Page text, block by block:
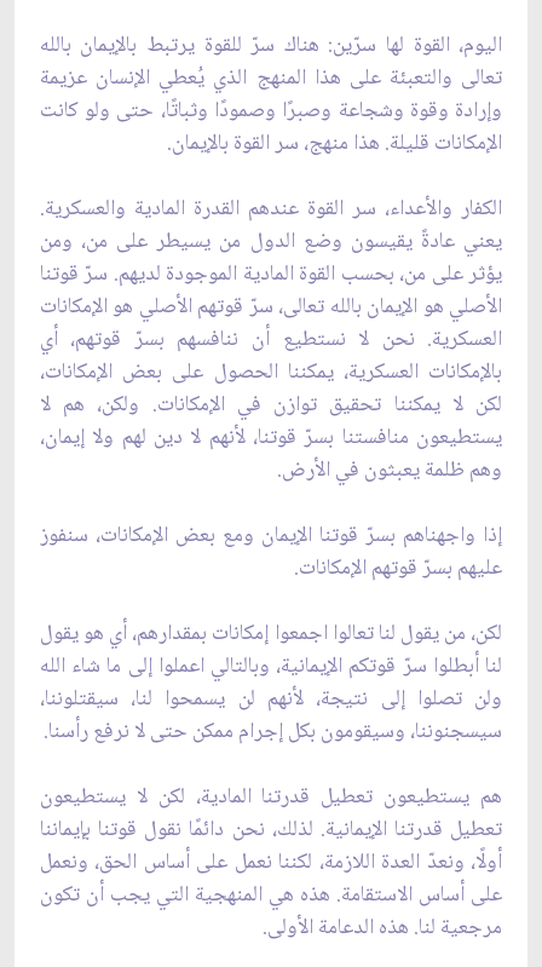
اليوم، القوة لها سرّين: هناك سرّ للقوة يرتبط بالإيمان بالله
تعالى والتعبئة على هذا المنهج الذي يُعطي الإنسان عزيمة
وإرادة وقوة وشجاعة وصبرًا وصمودًا وثباتًا، حتى ولو كانت
الإمكانات قليلة. هذا منهج، سر القوة بالإيمان.
الكفار والأعداء، سر القوة عندهم القدرة المادية والعسكرية.
يعني عادةً يقيسون وضع الدول من يسيطر على من، ومن
يؤثر على من، بحسب القوة المادية الموجودة لديهم. سرّ قوتنا
الأصلي هو الإيمان بالله تعالى، سرّ قوتهم الأصلي هو الإمكانات
العسكرية. نحن لا نستطيع أن ننافسهم بسرّ قوتهم، أي
بالإمكانات العسكرية، يمكننا الحصول على بعض الإمكانات،
لكن لا يمكننا تحقيق توازن في الإمكانات. ولكن، هم لا
يستطيعون منافستنا بسرّ قوتنا، لأنهم لا دين لهم ولا إيمان،
وهم ظلمة يعبثون في الأرض.
إذا واجهناهم بسرّ قوتنا الإيمان ومع بعض الإمكانات، سنفوز
عليهم بسرّ قوتهم الإمكانات.
لكن، من يقول لنا تعالوا اجمعوا إمكانات بمقدارهم، أي هو يقول
لنا أبطلوا سرّ قوتكم الإيمانية، وبالتالي اعملوا إلى ما شاء الله
ولن تصلوا إلى نتيجة، لأنهم لن يسمحوا لنا، سيقتلوننا،
سيسجنوننا، وسيقومون بكل إجرام ممكن حتى لا نرفع رأسنا.
هم يستطيعون تعطيل قدرتنا المادية، لكن لا يستطيعون
تعطيل قدرتنا الإيمانية. لذلك، نحن دائمًا نقول قوتنا بإيماننا
أولًا، ونعدّ العدة اللازمة، لكننا نعمل على أساس الحق، ونعمل
على أساس الاستقامة. هذه هي المنهجية التي يجب أن تكون
مرجعية لنا. هذه الدعامة الأولى.